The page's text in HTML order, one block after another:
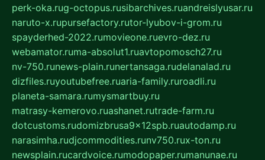
perk-oka.rug-octopus.rusibarchives.ruandreislyusar.ru
naruto-x.rupursefactory.rutor-lyubov-i-grom.ru
spayderhed-2022.rumovieone.ruevro-dez.ru
webamator.ruma-absolut1.ruavtopomosch27.ru
nv-750.runews-plain.runertansaga.rudelanalad.ru
dizfiles.ruyoutubefree.ruaria-family.ruroadli.ru
planeta-samara.rumysmartbuy.ru
matrasy-kemerovo.ruashanet.rutrade-farm.ru
dotcustoms.rudomizbrusa9x12spb.ruautodamp.ru
narasimha.rudjcommodities.runv750.rux-ton.ru
newsplain.rucardvoice.rumodopaper.rumanunae.ru